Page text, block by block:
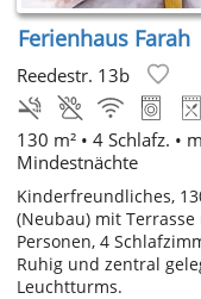
Ferienhaus Farah
Reedestr. 13b
130 m² • 4 Schlafz. •
Mindestnächte
Kinderfreundliches,
(Neubau) mit
Personen, 4
Ruhig und zentral
Leuchtturms.